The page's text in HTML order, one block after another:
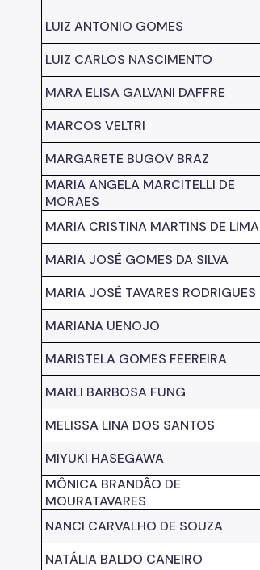
LUIZ ANTONIO GOMES
LUIZ CARLOS NASCIMENTO
MARA ELISA GALVANI DAFFRE
MARCOS VELTRI
MARGARETE BUGOV BRAZ
MARIA ANGELA MARCITELLI DE
MORAES
MARIA CRISTINA MARTINS DE LIMA
MARIA JOSÉ GOMES DA SILVA
MARIA JOSÉ TAVARES RODRIGUES
MARIANA UENOJO
MARISTELA GOMES FEEREIRA
MARLI BARBOSA FUNG
MELISSA LINA DOS SANTOS
MIYUKI HASEGAWA
MÔNICA BRANDÃO DE
MOURATAVARES
NANCI CARVALHO DE SOUZA
NATÁLIA BALDO CANEIRO